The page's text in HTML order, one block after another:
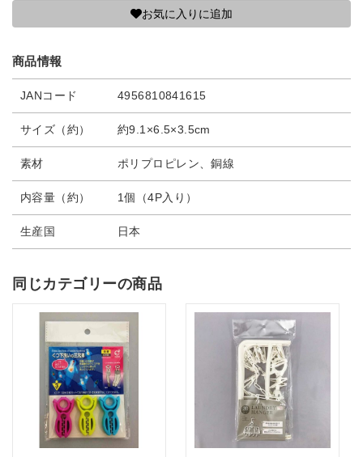
お気に入りに追加
商品情報
JANコード 4956810841615
サイズ（約） 約9.1×6.5×3.5cm
素材 ポリプロピレン、銅線
内容量（約） 1個（4P入り）
生産国 日本
同じカテゴリーの商品